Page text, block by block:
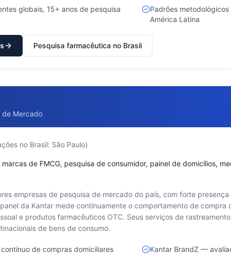
globais, 15+ anos de pesquisa
Padrões
América Latina
Pesquisa farmacêutica no Brasil
de Mercado
no Brasil: São Paulo)
de FMCG, pesquisa de consumidor, painel de domicílios,
empresas de pesquisa de mercado do país, com forte
da Kantar mede continuamente o comportamento de
e produtos farmacêuticos OTC. Seus serviços de
de bens de consumo.
de compras domiciliares
Kantar BrandZ —